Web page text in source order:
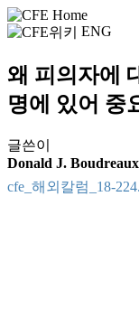
ENG
왜 피의자에
명에 있어 중
글쓴이
Donald J. Boudreaux
cfe_해외칼럼_18-